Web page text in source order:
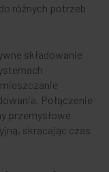
różnych potrzeb
składowanie
Połączenie
przemysłowe
skracając czas